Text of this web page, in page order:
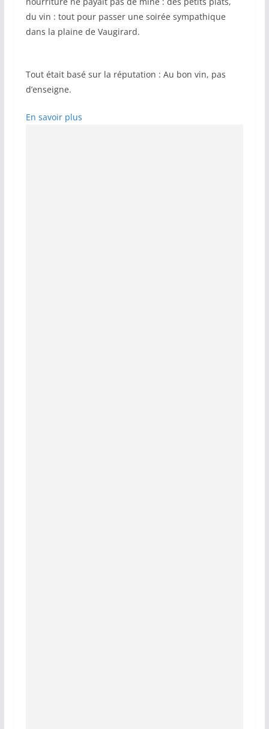
du vin : tout pour passer une soirée sympathique
dans la plaine de Vaugirard.
Tout était basé sur la réputation : Au bon vin, pas
d’enseigne.
En savoir plus